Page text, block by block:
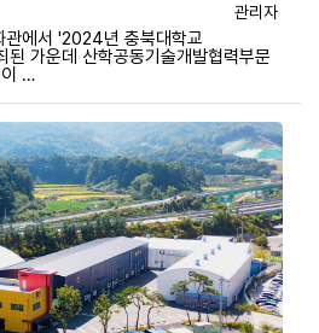
등록자
관리자
에서 '2024년 충북대학교
된 가운데 산학공동기술개발협력부문
이 …